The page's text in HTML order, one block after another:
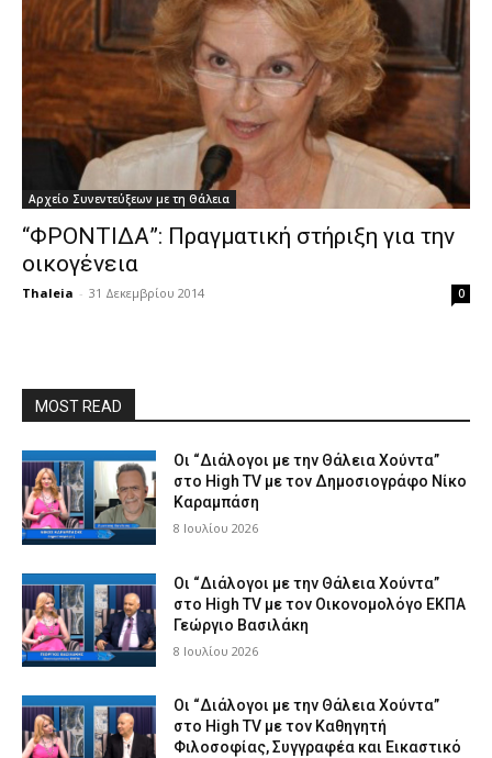
Αρχείο Συνεντεύξεων με τη Θάλεια
“ΦΡΟΝΤΙΔΑ”: Πραγματική στήριξη για την
οικογένεια
Thaleia - 31 Δεκεμβρίου 2014 0
MOST READ
Οι “Διάλογοι με την Θάλεια Χούντα”
στο High TV με τον Δημοσιογράφο Νίκο
Καραμπάση
8 Ιουλίου 2026
Οι “Διάλογοι με την Θάλεια Χούντα”
στο High TV με τον Οικονομολόγο ΕΚΠΑ
Γεώργιο Βασιλάκη
8 Ιουλίου 2026
Οι “Διάλογοι με την Θάλεια Χούντα”
στο High TV με τον Καθηγητή
Φιλοσοφίας, Συγγραφέα και Εικαστικό